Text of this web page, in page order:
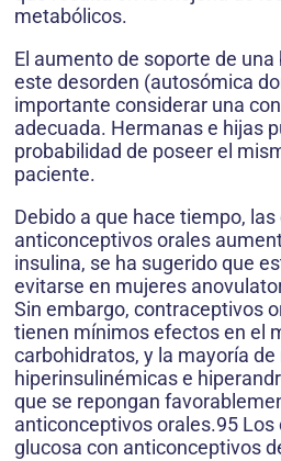
metabólicos.
El aumento de soporte de
este desorden (autosómica
importante considerar una
adecuada. Hermanas e hijas
probabilidad de poseer el
paciente.
Debido a que hace tiempo, las
anticonceptivos orales
insulina, se ha sugerido que
evitarse en mujeres
Sin embargo, contraceptivos
tienen mínimos efectos en el
carbohidratos, y la mayoría
hiperinsulinémicas e
que se repongan
anticonceptivos orales.95
glucosa con anticonceptivos